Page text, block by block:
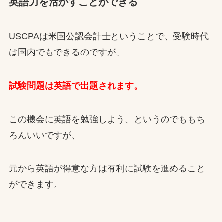
USCPAは米国公認会計士ということで、受験時代
は国内でもできるのですが、
試験問題は英語で出題されます。
この機会に英語を勉強しよう、というのでももち
ろんいいですが、
元から英語が得意な方は有利に試験を進めること
ができます。